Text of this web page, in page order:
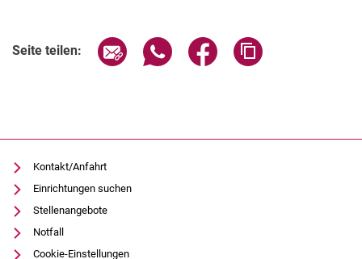
Seite teilen: Seite über E-Mail teilen
Seite über WhatsApp teilen
Seite über Facebook
Kontakt/Anfahrt
Einrichtungen suchen
Stellenangebote
Notfall
Cookie-Einstellungen